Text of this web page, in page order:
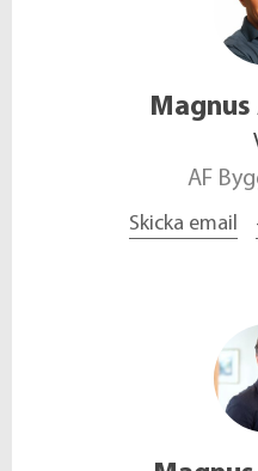
Magnus
AF
Skicka email